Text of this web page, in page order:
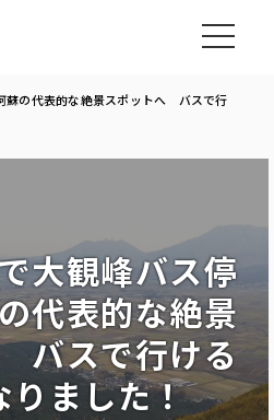
蘇の代表的な絶景スポットへ バスで行
大観峰バス停
代表的な絶景
バスで行ける
りました！